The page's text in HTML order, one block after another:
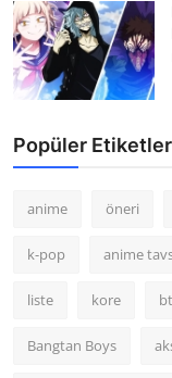
Popüler Etiketler
anime öneri
k-pop anime
liste kore
Bangtan Boys